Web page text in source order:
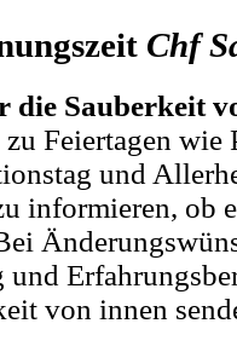
Chf
Sauberkeit
Feiertagen wie
und
informieren, ob
und
von innen